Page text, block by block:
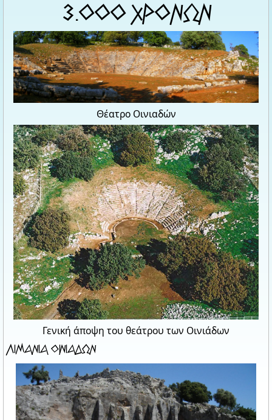
3.000 XPONΩN
Θέατρο Οινιαδών
Γενική άποψη του θεάτρου των Οινιάδων
ΛIMANIA OINIAΔΩN